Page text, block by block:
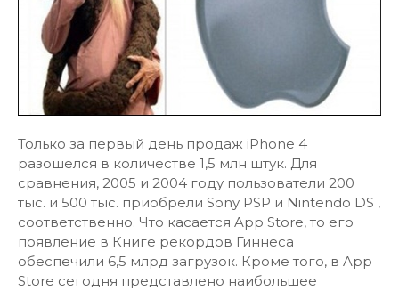
Только за первый день продаж iPhone 4
разошелся в количестве 1,5 млн штук. Для
сравнения, 2005 и 2004 году пользователи 200
тыс. и 500 тыс. приобрели Sony PSP и Nintendo DS ,
соответственно. Что касается App Store, то его
появление в Книге рекордов Гиннеса
обеспечили 6,5 млрд загрузок. Кроме того, в App
Store сегодня представлено наибольшее